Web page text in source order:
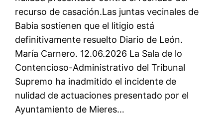
recurso de casación.Las juntas vecinales de
Babia sostienen que el litigio está
definitivamente resuelto Diario de León.
María Carnero. 12.06.2026 La Sala de lo
Contencioso-Administrativo del Tribunal
Supremo ha inadmitido el incidente de
nulidad de actuaciones presentado por el
Ayuntamiento de Mieres…